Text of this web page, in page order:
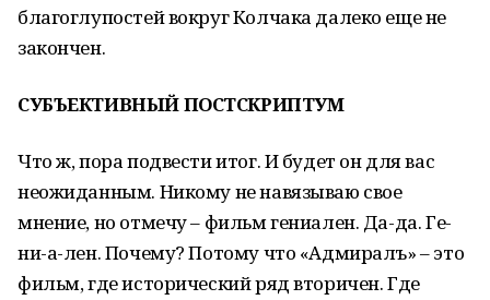
благоглупостей вокруг Колчака далеко еще не
закончен.
СУБЪЕКТИВНЫЙ ПОСТСКРИПТУМ
Что ж, пора подвести итог. И будет он для вас
неожиданным. Никому не навязываю свое
мнение, но отмечу – фильм гениален. Да-да. Ге-
ни-а-лен. Почему? Потому что «Адмиралъ» – это
фильм, где исторический ряд вторичен. Где